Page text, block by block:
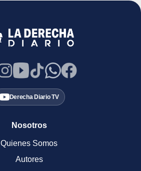
Derecha Diario TV
Nosotros
Quienes Somos
Autores